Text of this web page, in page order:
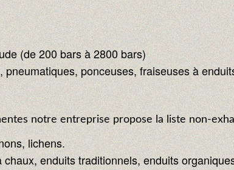
(de 200 bars à 2800 bars)
ponceuses, fraiseuses à
notre entreprise propose la liste non-
lichens.
enduits traditionnels, enduits